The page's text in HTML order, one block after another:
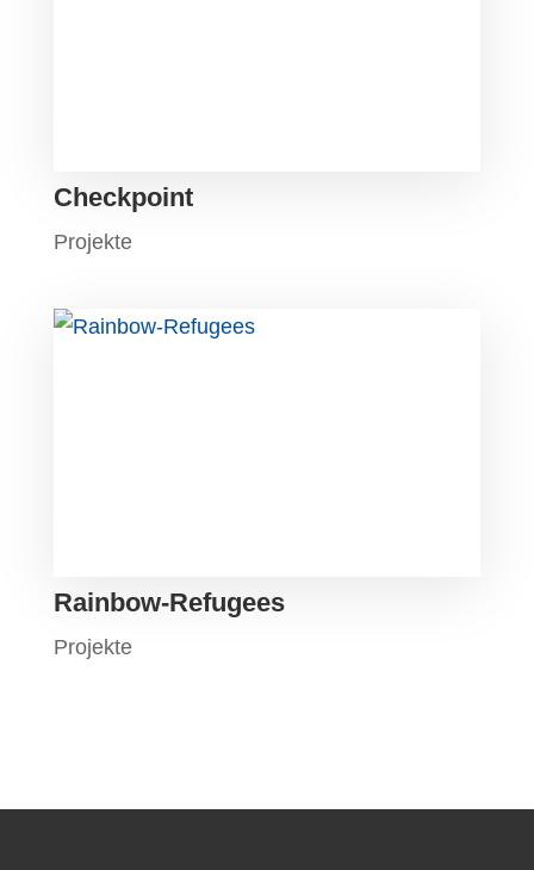
Checkpoint
Projekte
Rainbow-Refugees
Projekte